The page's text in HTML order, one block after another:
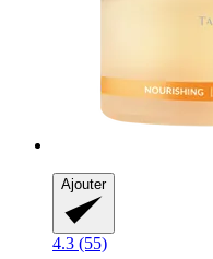
Ajouter
4.3 (55)